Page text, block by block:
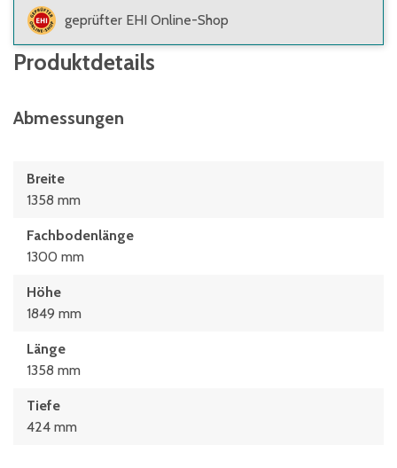
geprüfter EHI Online-Shop
Produktdetails
Abmessungen
Breite
1358 mm
Fachbodenlänge
1300 mm
Höhe
1849 mm
Länge
1358 mm
Tiefe
424 mm